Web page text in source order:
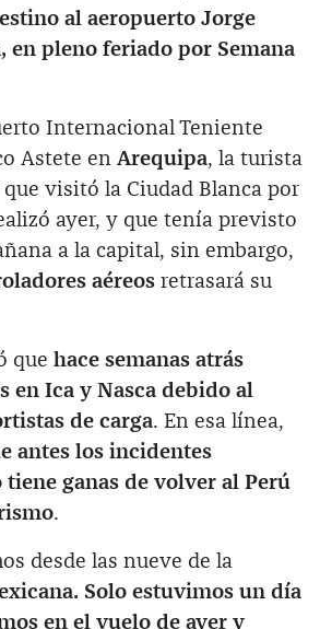
al aeropuerto Jorge
en pleno feriado por Semana
Internacional Teniente
Astete en Arequipa, la turista
visitó la Ciudad Blanca por
ayer, y que tenía previsto
a la capital, sin embargo,
aéreos retrasará su
que hace semanas atrás
en Ica y Nasca debido al
de carga. En esa línea,
antes los incidentes
ganas de volver al Perú
.
desde las nueve de la
Solo estuvimos un día
en el vuelo de ayer y